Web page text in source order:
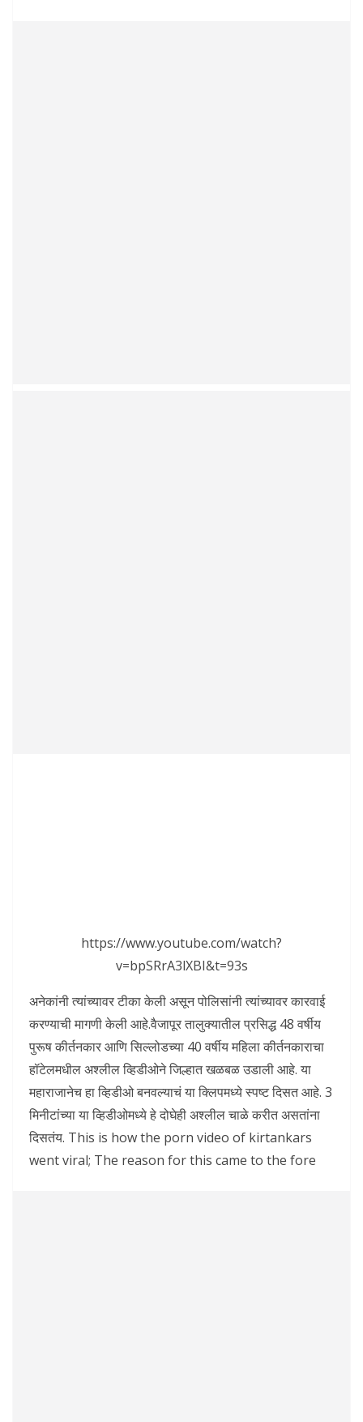
https://www.youtube.com/watch?
v=bpSRrA3lXBI&t=93s
अनेकांनी त्यांच्यावर टीका केली असून पोलिसांनी त्यांच्यावर कारवाई
करण्याची मागणी केली आहे.वैजापूर तालुक्यातील प्रसिद्ध 48 वर्षीय
पुरूष कीर्तनकार आणि सिल्लोडच्या 40 वर्षीय महिला कीर्तनकाराचा
हॉटेलमधील अश्लील व्हिडीओने जिल्हात खळबळ उडाली आहे. या
महाराजानेच हा व्हिडीओ बनवल्याचं या क्लिपमध्ये स्पष्ट दिसत आहे. 3
मिनीटांच्या या व्हिडीओमध्ये हे दोघेही अश्लील चाळे करीत असतांना
दिसतंय. This is how the porn video of kirtankars
went viral; The reason for this came to the fore